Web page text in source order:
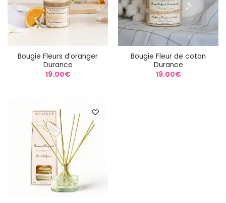
Bougie Fleurs d’oranger
Durance
19.00€
Bougie Fleur de coton
Durance
19.00€